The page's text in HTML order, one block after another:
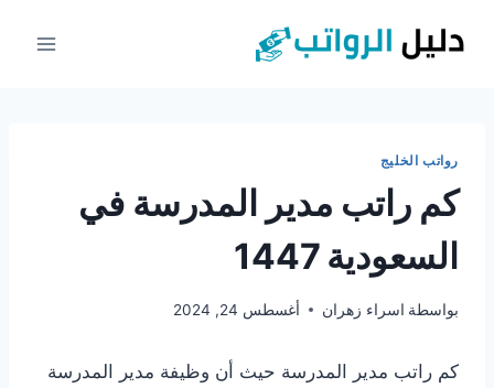
رواتب الخليج
كم راتب مدير المدرسة في
السعودية 1447
بواسطة اسراء زهران أغسطس 24, 2024
كم راتب مدير المدرسة حيث أن وظيفة مدير المدرسة